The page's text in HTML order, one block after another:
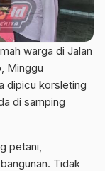
warga di Jalan
Minggu
dipicu korsleting
di samping
petani,
Tidak